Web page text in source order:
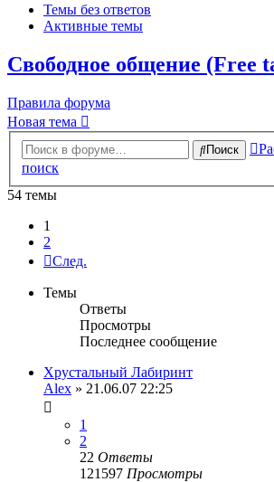
Темы без ответов
Активные темы
Свободное общение (Free
Правила форума
Новая тема
Поиск
поиск
54 темы
1
2
След.
Темы
Ответы
Просмотры
Последнее сообщение
Хрустальный Лабиринт
Alex » 21.06.07 22:25
1
2
22 Ответы
121597 Просмотры